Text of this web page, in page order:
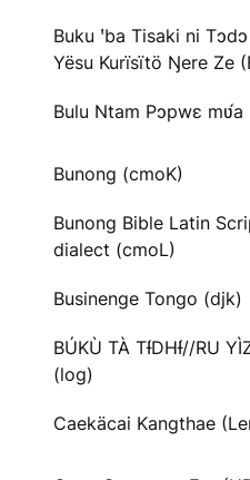
Buku ꞌba Tisaki ni
Yësu Kurïsïtö Ŋere Ze
Bulu Ntam Pɔpwɛ mʋ́a
Bunong (cmoK)
Bunong Bible Latin
dialect (cmoL)
Businenge Tongo (djk)
BÚKÙ TÀ TƗ́DHƗ́//RU
(log)
Caekäcai Kangthae